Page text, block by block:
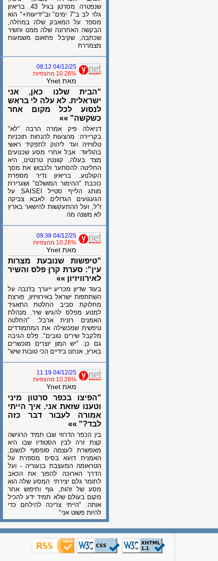
שנפטרה מסרטן בגיל 43. בריאיון
גלוי לב ב"7 ימים" וב"ידיעות+" הוא
מספר על המאבק שלה במחלה,
הבקשה האחרונה שלה ממנו והשיר
שכתבה, שקיבל פתאום משמעות
מצמררת
04/12/25 08:12
10.26% מהצפיות
מאת Ynet
"הבית שלנו כאן, אני
ישראלית. לא עלה לי בראש
לנסוע לכל מקום אחר
כשקשה" »»
דניאלה פיק אמרה הרבה "לא"
בקריירה: מהצעות להנחות תוכניות
טלוויזיה ועד ליהוק לתפקיד ראשי
בהוליווד. אבל אחרי מסע שכנועים
מצד בעלה, קוונטין טרנטינו, היא
החליטה להסתער ולכבוש את מסך
הקולנוע. בריאיון נדיר מספרת
כוכבת "ההימור המושלם" ושגרירת
מותג הלייף סטייל SAISEI על
הגעגועים הגדולים לאבא צביקה
ז"ל, ועל ההתעקשות להישאר בארץ
לא משנה מה
04/12/25 09:38
10.26% מהצפיות
מאת Ynet
"טיפשות שנובעת מצרות
עין": סערת קרן פלס והשיר
לאירוויזיון »»
בעוד שדיון מכריע ייערך בז'נבה על
השתתפות ישראל באירוויזיון, פורצת
מחלוקת סביב החלטת התאגיד
למנוע מפלס להגיש שיר. מנהלת
האמנים רונית ארבל: "החלטה
טיפשית שמכשילה את המתמודדים
מלקבל שירים טובים". פלס הגיבה
גם כן: "יש המון יוצרים מוכשרים
בארץ, אנחנו בידיים הכי טובות שיש"
04/12/25 11:19
10.26% מהצפיות
מאת Ynet
"הפיצו בכפר סרטון מיני
וטענו שזאת אני. איך הייתי
אמורה לעבור דבר כזה
לבד?" »»
בין הכפר הדרוזי שבו תמיד הרגישה
קצת זרה לבין הסטודיו שבו היא
מאפשרת לעצמה סופסוף לנשום,
האמנית דועא בסיס מספרת על
הטראומה המעצבת בנעוריה - ועל
הדרך הארוכה להפוך את הכאב
לחומר גלם יצירתי. המסע שלה הוא
מסע של זהות, גוף וחיפוש אחר
מקום בעולם שלא תמיד ידע להכיל
אותה: "הייתי צריכה להילחם כדי
להיות פשוט אני"